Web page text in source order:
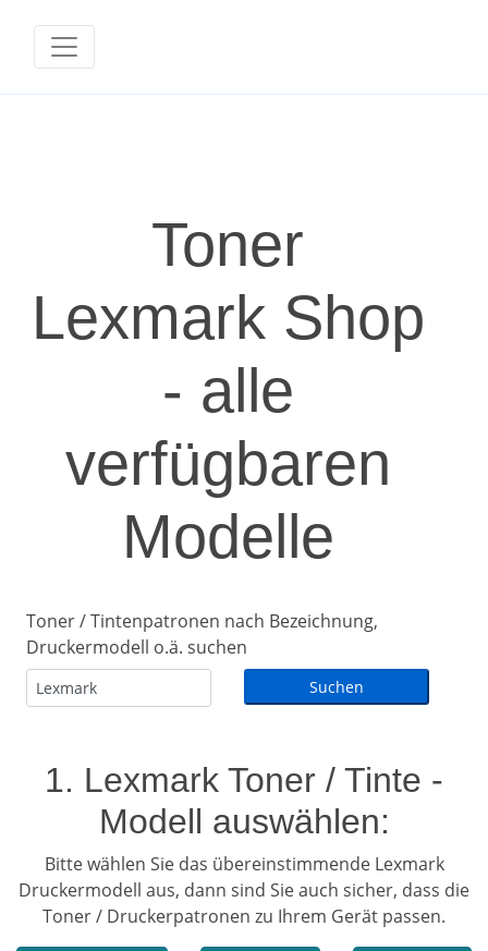
Toner
Lexmark Shop
- alle
verfügbaren
Modelle
Toner / Tintenpatronen nach Bezeichnung,
Druckermodell o.ä. suchen
1. Lexmark Toner / Tinte -
Modell auswählen:
Bitte wählen Sie das übereinstimmende Lexmark
Druckermodell aus, dann sind Sie auch sicher, dass die
Toner / Druckerpatronen zu Ihrem Gerät passen.